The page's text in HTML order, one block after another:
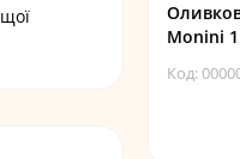
Monini
Код: